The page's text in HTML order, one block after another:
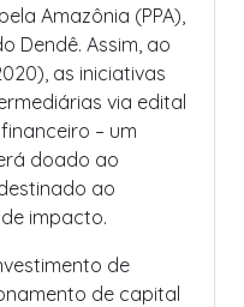
Amazônia (PPA),
Dendê. Assim, ao
as iniciativas
via edital
– um
doado ao
ao
impacto.
de
de capital